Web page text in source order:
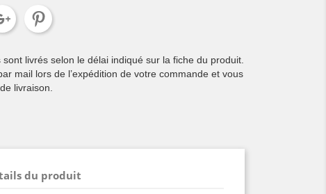
livrés selon le délai indiqué sur la fiche du produit.
mail lors de l’expédition de votre commande et vous
livraison.
du produit